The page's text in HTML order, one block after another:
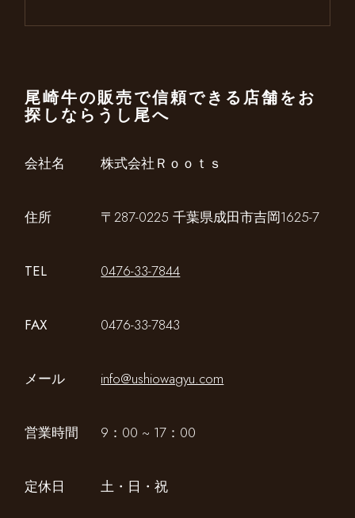
尾崎牛の販売で信頼できる店舗をお
探しならうし尾へ
会社名 株式会社Ｒｏｏｔｓ
住所 〒287-0225 千葉県成田市吉岡1625-7
TEL 0476-33-7844
FAX 0476-33-7843
メール info@ushiowagyu.com
営業時間 9：00 ~ 17：00
定休日 土・日・祝